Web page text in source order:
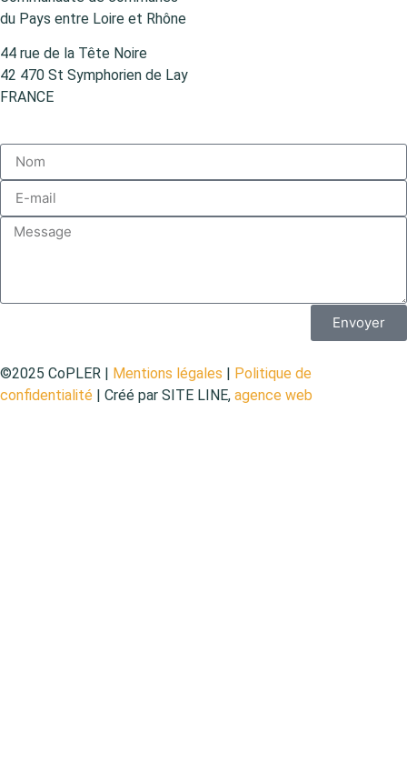
du Pays entre Loire et Rhône
44 rue de la Tête Noire
42 470 St Symphorien de Lay
FRANCE
Envoyer
©2025 CoPLER | Mentions légales | Politique de
confidentialité | Créé par SITE LINE, agence web